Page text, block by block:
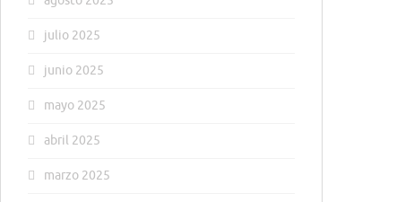
julio 2025
junio 2025
mayo 2025
abril 2025
marzo 2025